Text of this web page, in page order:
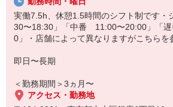
■活躍できる方はこんな方！
・トレンドに敏感で、自分自身もファッシ
・「ラグジュアリー」と「親しみやすさ」
・インバウンド接客をポジティブに楽しめる
実働7.5h、休憩1.5時間のシフト制です
30〜18:30」「中番 11:00〜20:00」「
0」・店舗によって異なりますがこちらを
即日〜長期
＜勤務期間＞3ヵ月〜
アクセス・勤務地